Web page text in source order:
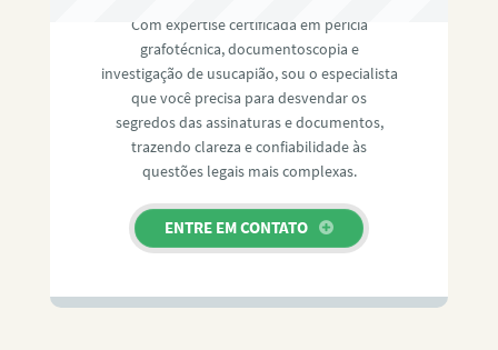
Com expertise certificada em perícia
grafotécnica, documentoscopia e
investigação de usucapião, sou o especialista
que você precisa para desvendar os
segredos das assinaturas e documentos,
trazendo clareza e confiabilidade às
questões legais mais complexas.
ENTRE EM CONTATO